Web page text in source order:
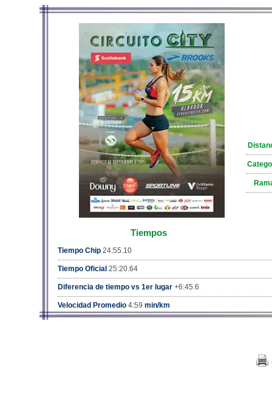
Tiempos
Tiempo Chip 24:55.10
Tiempo Oficial 25:20.64
Diferencia de tiempo vs 1er lugar +6:45.6
Velocidad Promedio 4:59 min/km